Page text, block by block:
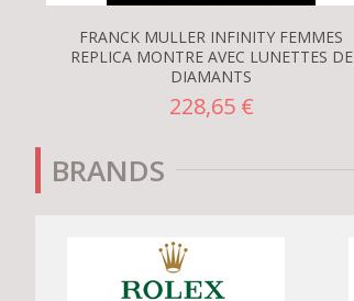
FRANCK MULLER INFINITY FEMMES
REPLICA MONTRE AVEC LUNETTES DE
DIAMANTS
228,65 €
BRANDS